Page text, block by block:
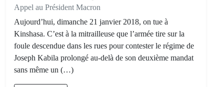
Appel au Président Macron
Aujourd’hui, dimanche 21 janvier 2018, on tue à
Kinshasa. C’est à la mitrailleuse que l’armée tire sur la
foule descendue dans les rues pour contester le régime de
Joseph Kabila prolongé au-delà de son deuxième mandat
sans même un (…)